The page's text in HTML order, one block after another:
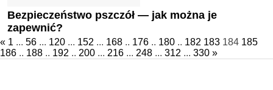
Bezpieczeństwo pszczół — jak można je
zapewnić?
« 1 ... 56 ... 120 ... 152 ... 168 .. 176 .. 180 .. 182 183 184 185
186 .. 188 .. 192 .. 200 ... 216 ... 248 ... 312 ... 330 »